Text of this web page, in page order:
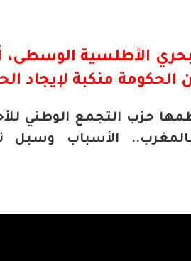
الأطلسية
الحكومة منكبة لإيجاد
حزب التجمع الوطني
الأسباب وسبل